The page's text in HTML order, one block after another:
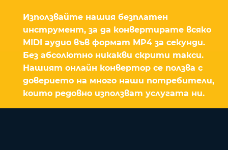
Използвайте нашия безплатен
инструмент, за да конвертирате всяко
MIDI аудио във формат MP4 за секунди.
Без абсолютно никакви скрити такси.
Нашият онлайн конвертор се ползва с
доверието на много наши потребители,
които редовно използват услугата ни.